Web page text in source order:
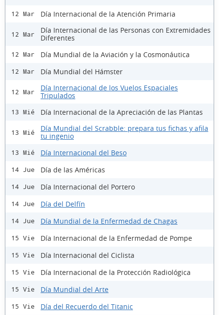
12 Mar Día Internacional de la Atención Primaria
12 Mar
Día Internacional de las Personas con Extremidades
Diferentes
12 Mar Día Mundial de la Aviación y la Cosmonáutica
12 Mar Día Mundial del Hámster
12 Mar
Día Internacional de los Vuelos Espaciales
Tripulados
13 Mié Día Internacional de la Apreciación de las Plantas
13 Mié
Día Mundial del Scrabble: prepara tus fichas y afila
tu ingenio
13 Mié Día Internacional del Beso
14 Jue Día de las Américas
14 Jue Día Internacional del Portero
14 Jue Día del Delfín
14 Jue Día Mundial de la Enfermedad de Chagas
15 Vie Día Internacional de la Enfermedad de Pompe
15 Vie Día Internacional del Ciclista
15 Vie Día Internacional de la Protección Radiológica
15 Vie Día Mundial del Arte
15 Vie Día del Recuerdo del Titanic